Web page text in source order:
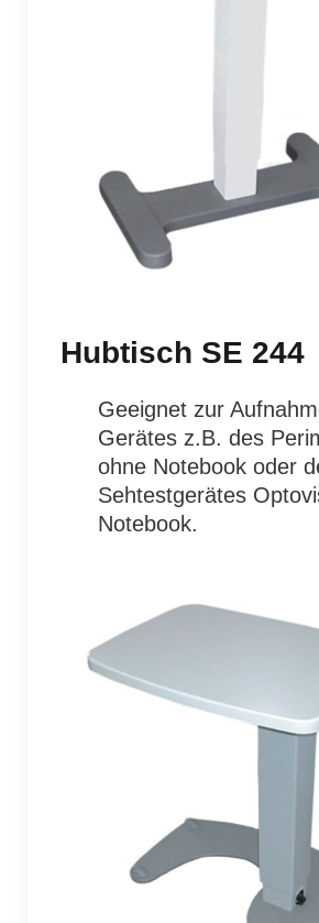
Hubtisch SE 244
Geeignet zur
Gerätes z.B. des
ohne Notebook oder
Sehtestgerätes
Notebook.